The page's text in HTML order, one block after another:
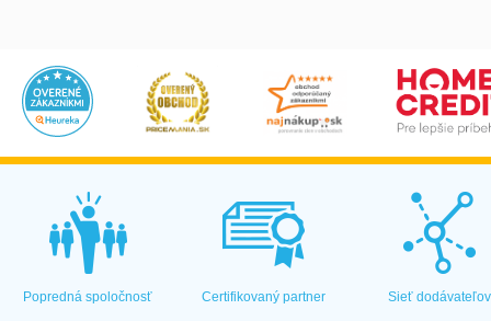
Popredná spoločnosť Certifikovaný partner Sieť dodávateľov